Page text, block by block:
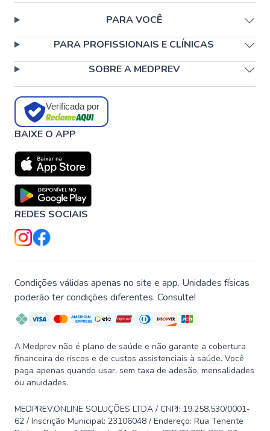
PARA VOCÊ
PARA PROFISSIONAIS E CLÍNICAS
SOBRE A MEDPREV
Verificada por
BAIXE O APP
REDES SOCIAIS
Condições válidas apenas no site e app. Unidades físicas
poderão ter condições diferentes. Consulte!
A Medprev não é plano de saúde e não garante a cobertura
financeira de riscos e de custos assistenciais à saúde. Você
paga apenas quando usar, sem taxa de adesão, mensalidades
ou anuidades.
MEDPREV.ONLINE SOLUÇÕES LTDA / CNPJ: 19.258.530/0001-
62 / Inscrição Municipal: 23106048 / Endereço: Rua Tenente